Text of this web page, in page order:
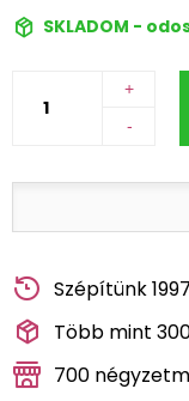
SKLADOM -
+
-
Szépítünk
Több mint
700